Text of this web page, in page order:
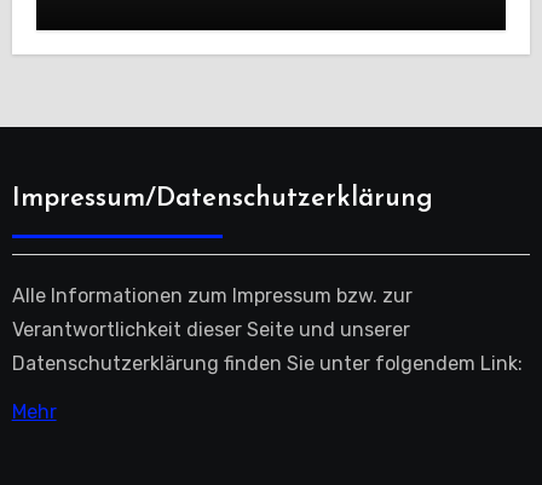
Impressum/Datenschutzerklärung
Alle Informationen zum Impressum bzw. zur
Verantwortlichkeit dieser Seite und unserer
Datenschutzerklärung finden Sie unter folgendem Link:
Mehr